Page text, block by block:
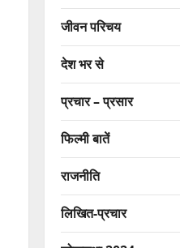
जीवन परिचय
देश भर से
प्रचार – प्रसार
फिल्मी बातें
राजनीति
लिखित-प्रचार